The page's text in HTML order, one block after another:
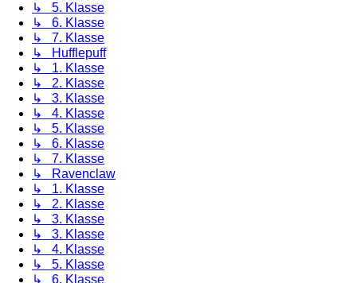
↳ 5. Klasse
↳ 6. Klasse
↳ 7. Klasse
↳ Hufflepuff
↳ 1. Klasse
↳ 2. Klasse
↳ 3. Klasse
↳ 4. Klasse
↳ 5. Klasse
↳ 6. Klasse
↳ 7. Klasse
↳ Ravenclaw
↳ 1. Klasse
↳ 2. Klasse
↳ 3. Klasse
↳ 3. Klasse
↳ 4. Klasse
↳ 5. Klasse
↳ 6. Klasse